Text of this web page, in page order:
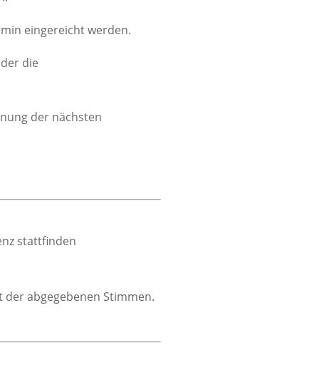
eingereicht werden.
die
der nächsten
stattfinden
abgegebenen Stimmen.